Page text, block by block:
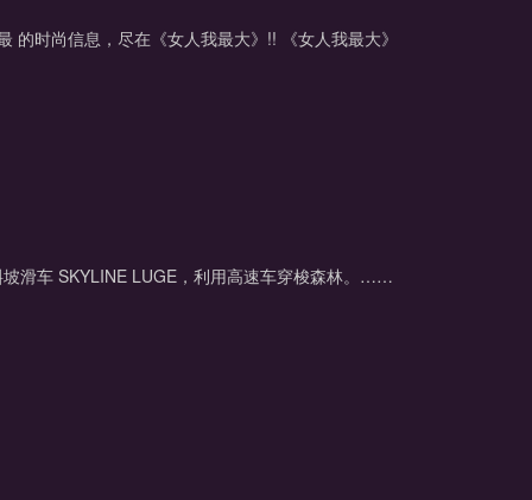
时尚信息，尽在《女人我最大》!! 《女人我最大》
滑车 SKYLINE LUGE，利用高速车穿梭森林。……